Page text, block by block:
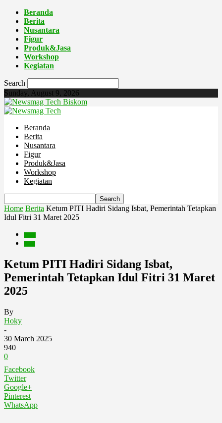
Beranda
Berita
Nusantara
Figur
Produk&Jasa
Workshop
Kegiatan
Search
Sunday, August 9, 2026
Biskom
Beranda
Berita
Nusantara
Figur
Produk&Jasa
Workshop
Kegiatan
Home Berita Ketum PITI Hadiri Sidang Isbat, Pemerintah Tetapkan
Idul Fitri 31 Maret 2025
Ketum PITI Hadiri Sidang Isbat,
Pemerintah Tetapkan Idul Fitri 31 Maret
2025
By
Hoky
-
30 March 2025
940
0
Facebook
Twitter
Google+
Pinterest
WhatsApp